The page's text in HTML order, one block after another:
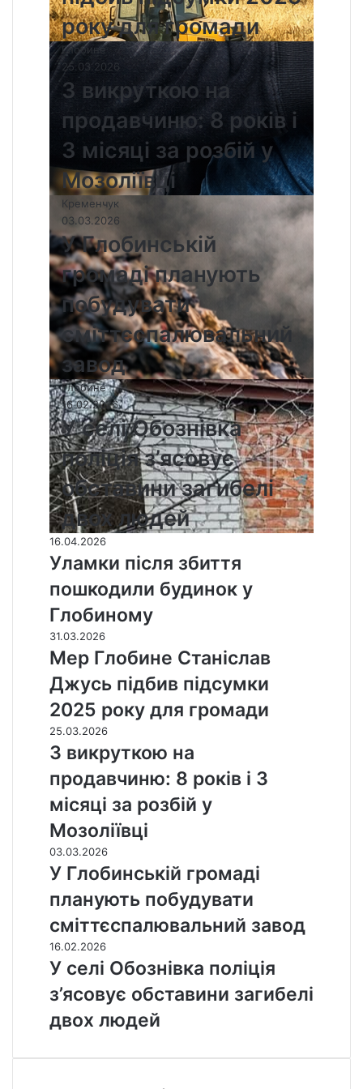
року для громади
Глобине
25.03.2026
З викруткою на
продавчиню: 8 років і
3 місяці за розбій у
Мозоліївці
Кременчук
03.03.2026
У Глобинській
громаді планують
побудувати
сміттєспалювальний
завод
Глобине
16.02.2026
У селі Обознівка
поліція з’ясовує
обставини загибелі
двох людей
16.04.2026
Уламки після збиття
пошкодили будинок у
Глобиному
31.03.2026
Мер Глобине Станіслав
Джусь підбив підсумки
2025 року для громади
25.03.2026
З викруткою на
продавчиню: 8 років і 3
місяці за розбій у
Мозоліївці
03.03.2026
У Глобинській громаді
планують побудувати
сміттєспалювальний завод
16.02.2026
У селі Обознівка поліція
з’ясовує обставини загибелі
двох людей